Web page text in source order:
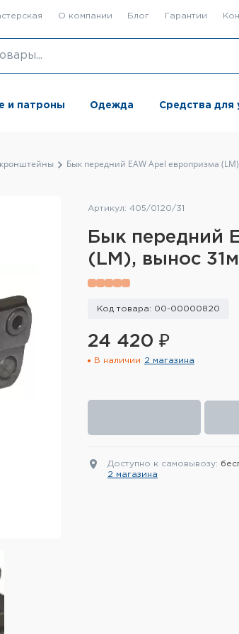
О компании Блог Гарантии
и патроны Одежда Средства для
Бык передний EAW Apel европризма
Артикул: 405/0120/31
Бык передний
(LM), вынос
Код товара: 00-00000820
24 420 ₽
В наличии 2 магазина
Доступно к самовывозу:
2 магазина